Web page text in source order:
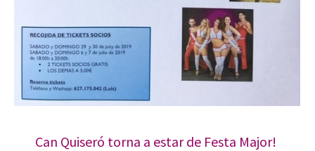
Can Quiseró torna a estar de Festa Major!